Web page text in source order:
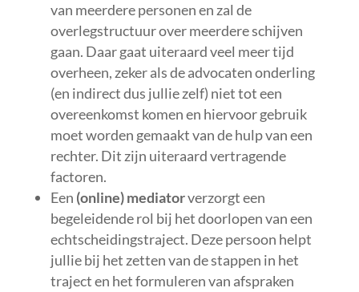
van meerdere personen en zal de
overlegstructuur over meerdere schijven
gaan. Daar gaat uiteraard veel meer tijd
overheen, zeker als de advocaten onderling
(en indirect dus jullie zelf) niet tot een
overeenkomst komen en hiervoor gebruik
moet worden gemaakt van de hulp van een
rechter. Dit zijn uiteraard vertragende
factoren.
Een (online) mediatorverzorgt een
begeleidende rol bij het doorlopen van een
echtscheidingstraject. Deze persoon helpt
jullie bij het zetten van de stappen in het
traject en het formuleren van afspraken